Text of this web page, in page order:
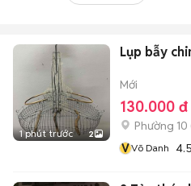
1 phút trước 2
Lụp bẫy
Mới
130.000 đ
Phường 10
VVõ Danh 4.5